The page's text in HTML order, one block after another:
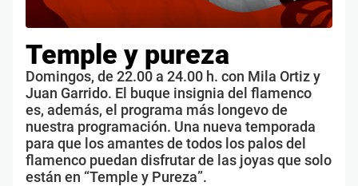
Temple y pureza
Domingos, de 22.00 a 24.00 h. con Mila Ortiz y
Juan Garrido. El buque insignia del flamenco
es, además, el programa más longevo de
nuestra programación. Una nueva temporada
para que los amantes de todos los palos del
flamenco puedan disfrutar de las joyas que solo
están en “Temple y Pureza”.